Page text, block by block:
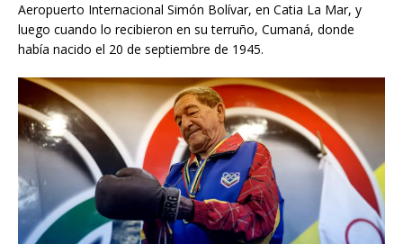
Aeropuerto Internacional Simón Bolívar, en Catia La Mar, y
luego cuando lo recibieron en su terruño, Cumaná, donde
había nacido el 20 de septiembre de 1945.